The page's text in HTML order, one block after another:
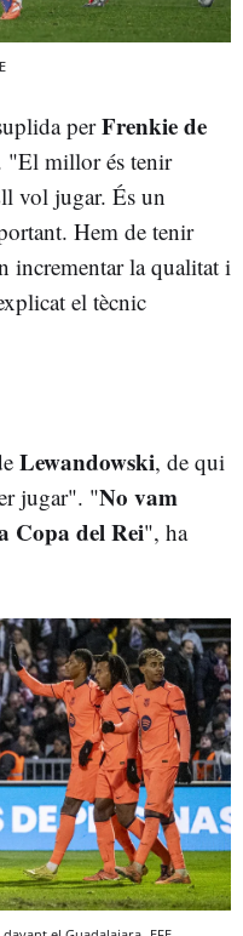
perFrenkie de
"El millor és tenir
vol jugar. És un
Hem de tenir
incrementar la qualitat i
el tècnic
Lewandowski, de qui
jugar". "No vam
Copa del Rei", ha